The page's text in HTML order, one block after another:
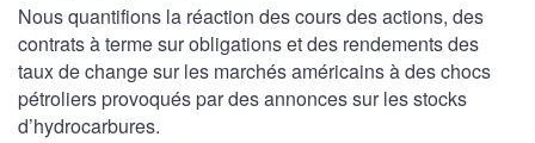
Nous quantifions la réaction des cours des actions, des
contrats à terme sur obligations et des rendements des
taux de change sur les marchés américains à des chocs
pétroliers provoqués par des annonces sur les stocks
d’hydrocarbures.